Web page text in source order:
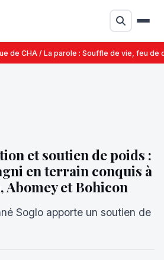
de CHA / La parole : Souffle de vie, feu de
et soutien de poids :
en terrain conquis à
Abomey et Bohicon
Soglo apporte un soutien de